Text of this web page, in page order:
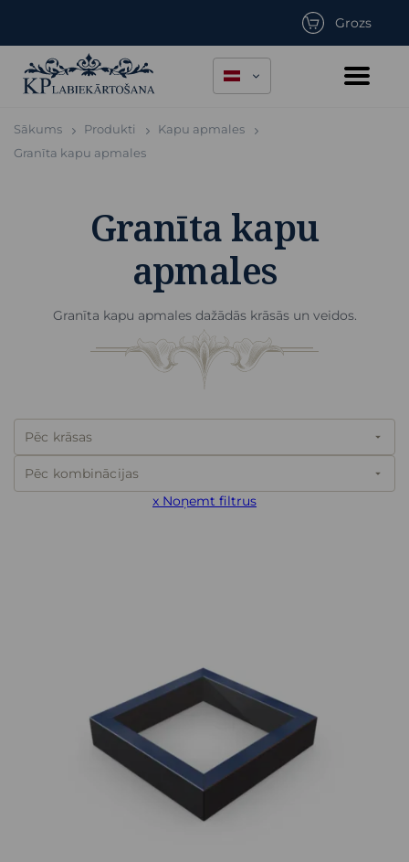
Grozs
Sākums Produkti
Kapu apmales
Granīta kapu apmales
Granīta kapu
apmales
Granīta kapu apmales dažādās krāsās un veidos.
Pēc krāsas arrow_drop_down
Pēc kombinācijas arrow_drop_down
x Noņemt filtrus